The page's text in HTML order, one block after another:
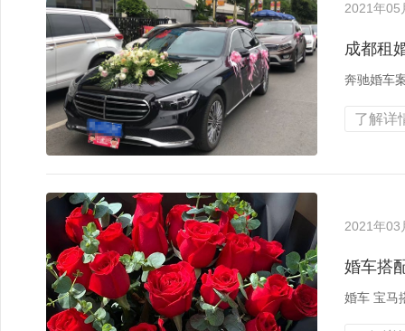
2021年05
成都租
奔驰婚车
了解详
2021年03
婚车搭
婚车 宝马